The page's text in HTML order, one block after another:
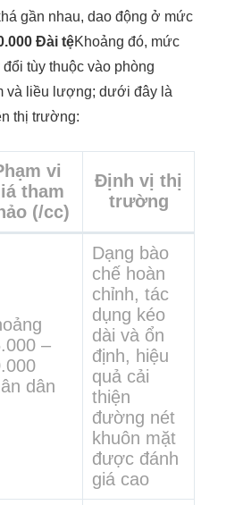
gần nhau, dao động ở mức
Đài tệKhoảng đó, mức
tùy thuộc vào phòng
và liều lượng; dưới đây là
thị trường:
vi
tham
(/cc)
Định vị thị
trường
–
dân
Dạng bào
chế hoàn
chỉnh, tác
dụng kéo
dài và ổn
định, hiệu
quả cải
thiện
đường nét
khuôn mặt
được đánh
giá cao